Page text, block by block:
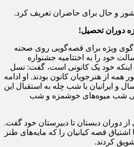
شور و حال برای حاضران تعریف کرد.
دوران تحصیل!
ویژه برای قصه‌گویی روی صحنه
خود را به اختتامیه جشنواره
اینکه خود یک کانونی است، گفت: نسل
همه از هنرجویان کانون بودند. او ادامه
و ایرانیان با شب چله به استقبال این
شب میوه‌های خوشمزه و شب
از دوران دبستان تا دبیرستان خود گفت.
قصه کیانیان را که مایه‌های طنز
کردند.